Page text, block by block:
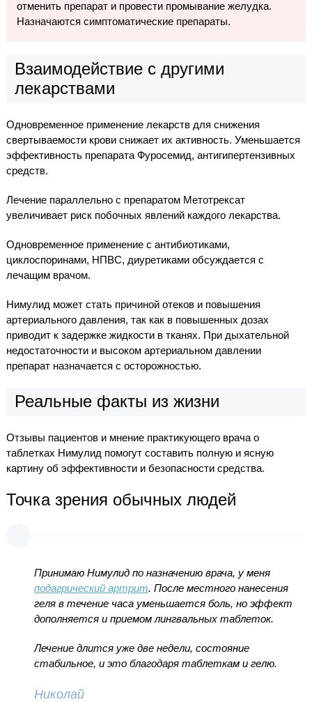
отменить препарат и провести промывание желудка.
Назначаются симптоматические препараты.
Взаимодействие с другими
лекарствами
Одновременное применение лекарств для снижения
свертываемости крови снижает их активность. Уменьшается
эффективность препарата Фуросемид, антигипертензивных
средств.
Лечение параллельно с препаратом Метотрексат
увеличивает риск побочных явлений каждого лекарства.
Одновременное применение с антибиотиками,
циклоспоринами, НПВС, диуретиками обсуждается с
лечащим врачом.
Нимулид может стать причиной отеков и повышения
артериального давления, так как в повышенных дозах
приводит к задержке жидкости в тканях. При дыхательной
недостаточности и высоком артериальном давлении
препарат назначается с осторожностью.
Реальные факты из жизни
Отзывы пациентов и мнение практикующего врача о
таблетках Нимулид помогут составить полную и ясную
картину об эффективности и безопасности средства.
Точка зрения обычных людей
Принимаю Нимулид по назначению врача, у меня
подагрический артрит. После местного нанесения
геля в течение часа уменьшается боль, но эффект
дополняется и приемом лингвальных таблеток.
Лечение длится уже две недели, состояние
стабильное, и это благодаря таблеткам и гелю.
Николай